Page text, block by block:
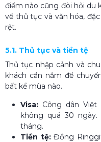
điểm nào cũng đòi hỏi du
về thủ tục và văn hóa,
rệt.
5.1. Thủ tục và tiền tệ
Thủ tục nhập cảnh và
khách cần nắm để
bất kể mùa nào.
Visa: Công dân
không quá 30
tháng.
Tiền tệ: Đồng